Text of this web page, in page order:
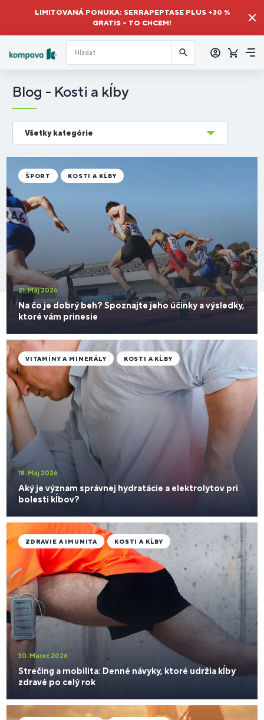
LIMITOVANÁ PONUKA: SERRAPEPTASE PLUS +30 %
GRATIS – TO CHCEM!
sa
Košík
Blog - Kosti a kĺby
Všetky kategórie
21. Máj 2026
Na čo je dobrý beh? Spoznajte jeho účinky a výsledky,
ktoré vám prinesie
ŠPORT KOSTI A KĹBY
18. Máj 2026
Aký je význam správnej hydratácie a elektrolytov pri
bolesti kĺbov?
VITAMÍNY A MINERÁLY KOSTI A KĹBY
30. Marec 2026
Strečing a mobilita: Denné návyky, ktoré udržia kĺby
zdravé po celý rok
ZDRAVIE A IMUNITA KOSTI A KĹBY